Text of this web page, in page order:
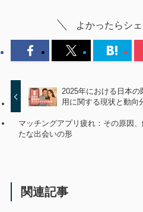
よかったらシ
2025年における日本
用に関する現状と動向
マッチングアプリ疲れ：その原因
たな出会いの形
関連記事